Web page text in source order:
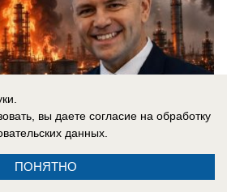
вы даете согласие на обработку
данных.
ПОНЯТНО